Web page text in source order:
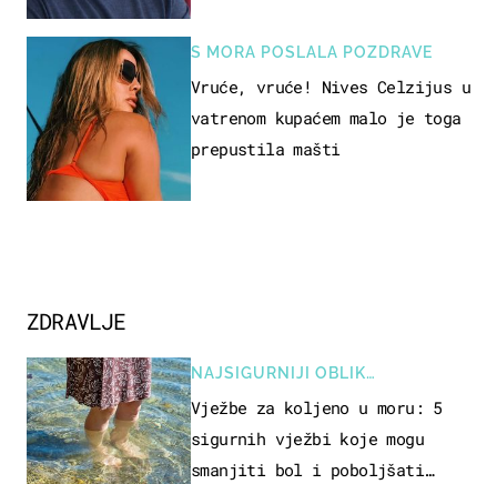
S MORA POSLALA POZDRAVE
Vruće, vruće! Nives Celzijus u
vatrenom kupaćem malo je toga
prepustila mašti
ZDRAVLJE
NAJSIGURNIJI OBLIK
REKREACIJE
Vježbe za koljeno u moru: 5
sigurnih vježbi koje mogu
smanjiti bol i poboljšati